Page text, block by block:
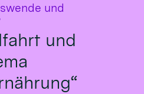
und
und